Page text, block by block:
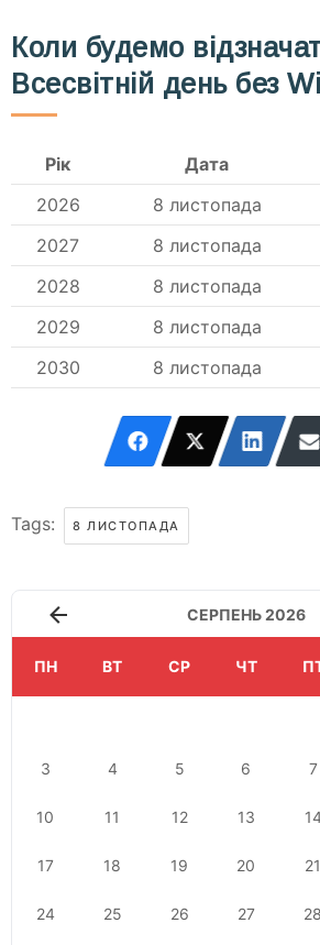
Коли будемо
Всесвітній день без
Рік Дата
2026
8 листопада
2027
8 листопада
2028
8 листопада
2029
8 листопада
2030
8 листопада
Tags: 8 ЛИСТОПАДА
СЕРПЕНЬ 2026
ПН ВТ СР ЧТ
3 4 5 6 7
10 11 12 13
17 18 19 20 21
24 25 26 27 28